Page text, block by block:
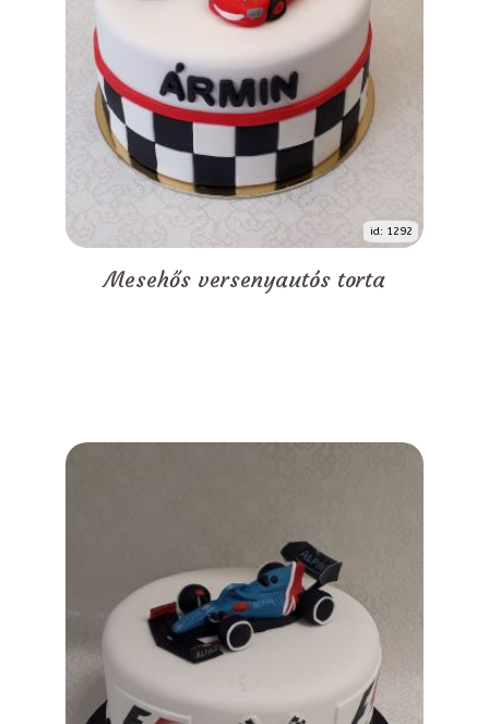
id: 1292
Mesehős versenyautós torta